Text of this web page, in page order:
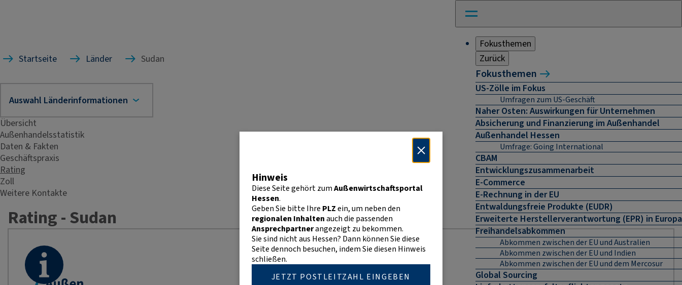
Fokusthemen
Zurück
Fokusthemen
US-Zölle im Fokus
Umfragen zum US-Geschäft
Naher Osten: Auswirkungen für Unternehmen
Absicherung und Finanzierung im Außenhandel
Außenhandel Hessen
Umfrage: Going International
CBAM
Entwicklungszusammenarbeit
E-Commerce
E-Rechnung in der EU
Entwaldungsfreie Produkte (EUDR)
Erweiterte Herstellerverantwortung (EPR) in Europa
Freihandelsabkommen
Abkommen zwischen der EU und Australien
Abkommen zwischen der EU und Indien
Abkommen zwischen der EU und dem Mercosur
Global Sourcing
Startseite Länder Sudan
Übersicht
Außenhandelsstatistik
Daten & Fakten
Geschäftspraxis
Rating
Zoll
Weitere Kontakte
Rating - Sudan
Hinweis
Diese Seite gehört zumAußenwirtschaftsportal
Hessen.
Geben Sie bitte Ihre PLZein, um neben den
regionalen Inhaltenauch die passenden
Ansprechpartnerangezeigt zu bekommen.
Sie sind nicht aus Hessen? Dann können Sie diese
Seite dennoch besuchen, indem Sie diesen Hinweis
schließen.
JETZT POSTLEITZAHL EINGEBEN